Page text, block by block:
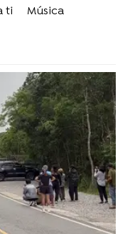
ti
Música